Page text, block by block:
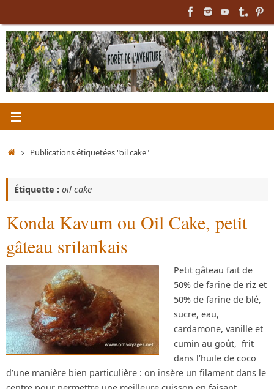
au
contenu
AccueilPublications étiquetées "oil cake"
Étiquette : oil cake
Konda Kavum ou Oil Cake, petit
gâteau srilankais
Petit gâteau fait de
50% de farine de riz et
50% de farine de blé,
sucre, eau,
cardamone, vanille et
cumin au goût, frit
dans l’huile de coco
d’une manière bien particulière : on insère un filament dans le